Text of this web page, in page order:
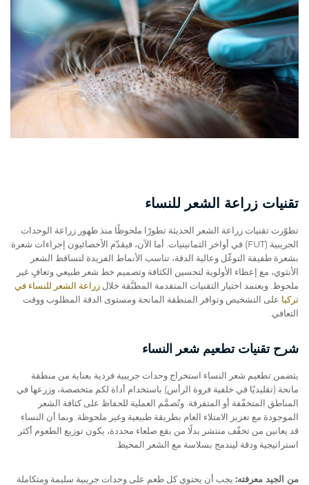
تقنيات زراعة الشعر للنساء
تطوّرت تقنيات زراعة الشعر الحديثة تطورًا ملحوظًا منذ ظهور زراعة الوحدات
الجريبية (FUT) في أواخر الثمانينيات. أما الآن، فيقدّم الأخصائيون إجراءات شعرة
بشعرة طفيفة التوغّل وعالية الدقة، تناسب الأنماط الفريدة لتساقط الشعر
الأنثوي، مع إعطاء الأولوية لتحسين الكثافة وتصميم خط شعر طبيعي وتعافٍ غير
ملحوظ. ويعتمد اختيار التقنيات المتقدمة المطبَّقة خلال زراعة الشعر للنساء في
تركيا على التشخيص وتوافر المنطقة المانحة ومستوى الدقة المطلوب ووقت
التعافي.
شرح تقنيات تطعيم شعر النساء
يتضمن تطعيم شعر النساء استخراج وحدات جريبية فردية بعناية من منطقة
مانحة (تقليديًا في خلفية فروة الرأس) باستخدام أداة لكم متخصصة، وزرعها في
المناطق المتخفّفة أو المتفرقة. وتُصمَّم العملية للحفاظ على كثافة الشعر
الموجودة مع تعزيز الامتلاء العام بطريقة طبيعية وغير ملحوظة. وبما أن النساء
قد يعانين من تخفّف منتشر بدلًا من بقع صلعاء محددة، يكون توزيع الطعوم أكثر
استراتيجية ودقة ليندمج بسلاسة مع الشعر المحيط.
من الجيد معرفته: يجب أن يحتوي كل طعم على وحدات جريبية سليمة ومتكاملة